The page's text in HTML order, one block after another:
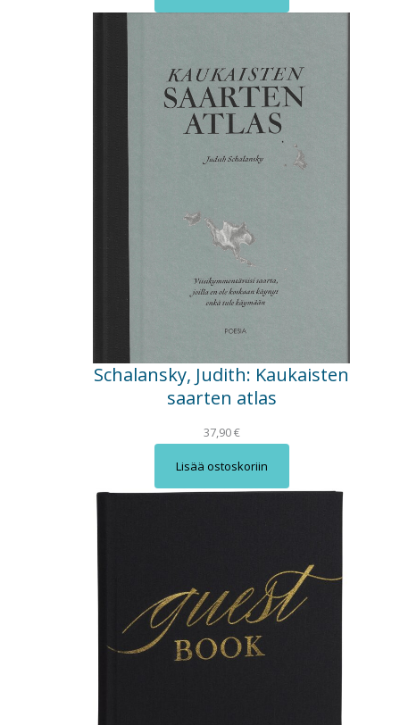
Schalansky, Judith: Kaukaisten
saarten atlas
37,90€
Lisää ostoskoriin